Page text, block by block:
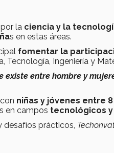
la ciencia y la
s en estas áreas.
fomentar la
Tecnología, Ingeniería y
existe entre hombre y
niñas y jóvenes entre 8
en campos tecnológicos
desafíos prácticos,